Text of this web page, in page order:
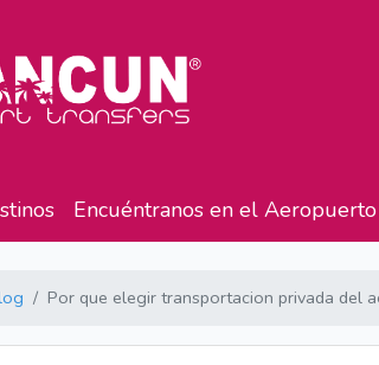
Encuéntranos en el Aeropuerto
Por que elegir transportacion privada del